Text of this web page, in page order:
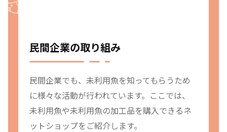
民間企業の取り組み
民間企業でも、未利用魚を知ってもらうため
に様々な活動が行われています。ここでは、
未利用魚や未利用魚の加工品を購入できるネ
ットショップをご紹介します。